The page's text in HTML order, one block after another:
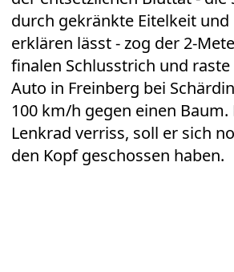
durch gekränkte Eitelkeit und
erklären lässt - zog der 2-
finalen Schlusstrich und
Auto in Freinberg bei
100 km/h gegen einen Baum.
Lenkrad verriss, soll er sich
den Kopf geschossen haben.